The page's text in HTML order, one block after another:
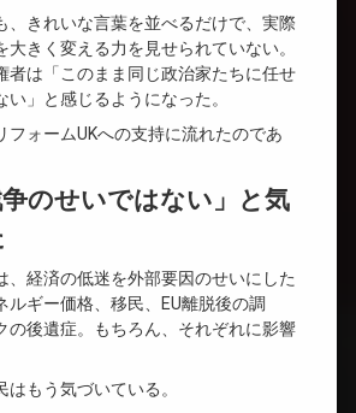
、きれいな言葉を並べるだけで、実際
大きく変える力を見せられていない。
者は「このまま同じ政治家たちに任せ
い」と感じるようになった。
フォームUKへの支持に流れたのであ
争のせいではない」と気
、経済の低迷を外部要因のせいにした
ルギー価格、移民、EU離脱後の調
の後遺症。もちろん、それぞれに影響
はもう気づいている。